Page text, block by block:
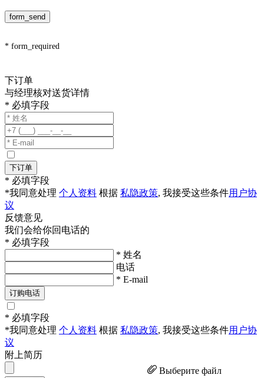
form_send
* form_required
下订单
与经理核对送货详情
* 必填字段
下订单
* 必填字段
*我同意处理 个人资料 根据 私隐政策, 我接受这些条件用户协
议
反馈意见
我们会给你回电话的
* 必填字段
* 姓名
电话
* E-mail
订购电话
* 必填字段
*我同意处理 个人资料 根据 私隐政策, 我接受这些条件用户协
议
附上简历
Выберите файл